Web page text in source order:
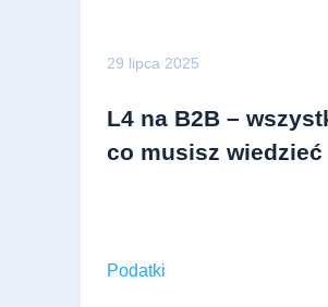
29 lipca 2025
L4 na B2B –
co musisz wiedzieć
Podatki